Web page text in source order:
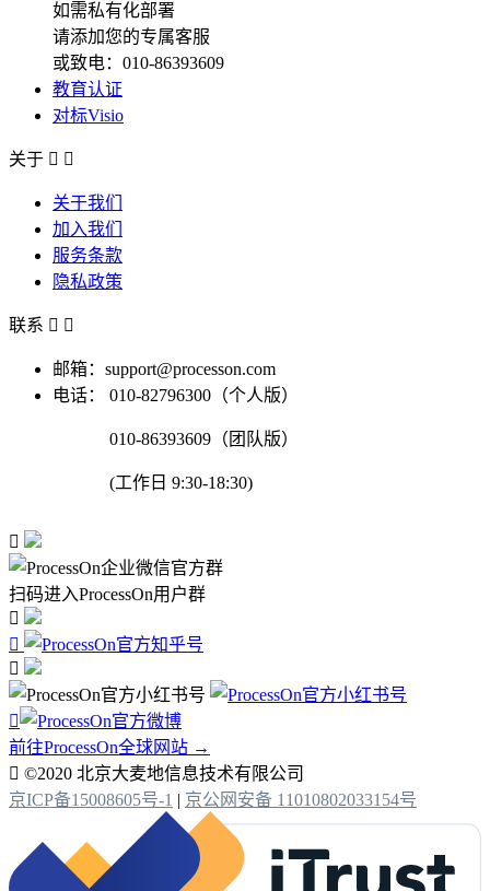
如需私有化部署
请添加您的专属客服
或致电：010-86393609
教育认证
对标Visio
关于  
关于我们
加入我们
服务条款
隐私政策
联系  
邮箱：support@processon.com
电话：
010-82796300（个人版）
010-86393609（团队版）
(工作日 9:30-18:30)

扫码进入ProcessOn用户群




前往ProcessOn全球网站 →
 ©2020 北京大麦地信息技术有限公司
京ICP备15008605号-1 | 京公网安备 11010802033154号